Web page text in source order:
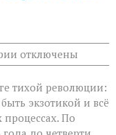
к
записи
не
придёт
табличкой
отключены
тихой революции:
экзотикой и всё
процессах. По